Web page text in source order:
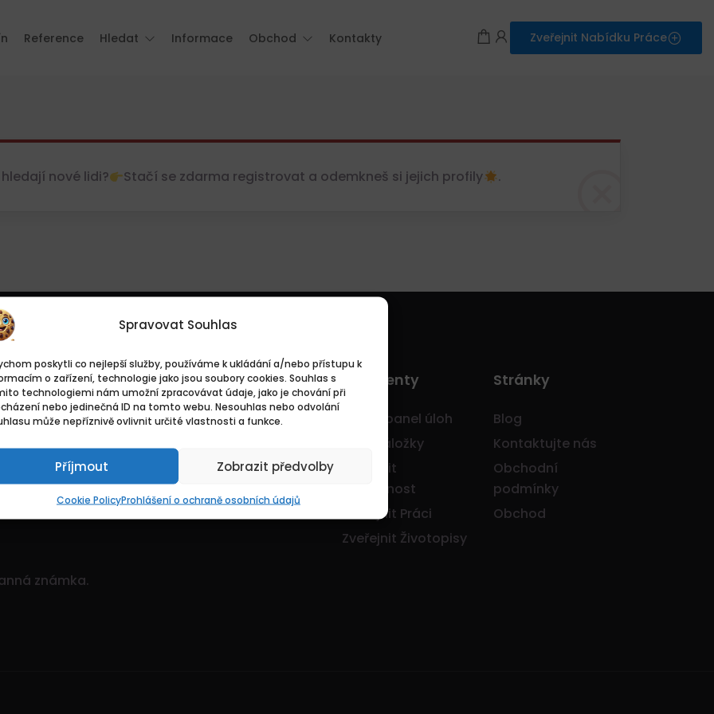
Spravovat Souhlas
poskytli co nejlepší služby, používáme k ukládání a/nebo přístupu k
o zařízení, technologie jako jsou soubory cookies. Souhlas s
technologiemi nám umožní zpracovávat údaje, jako je chování při
nebo jedinečná ID na tomto webu. Nesouhlas nebo odvolání
může nepříznivě ovlivnit určité vlastnosti a funkce.
Příjmout Zobrazit předvolby
Cookie PolicyProhlášení o ochraně osobních údajů
Reference Hledat Informace Obchod Kontakty Zveřejnit Nabídku Práce
nové lidi? Stačí se zdarma registrovat a odemkneš si jejich profily .
Je to dynamický
množstvím nabídek!
známka.
Základní
Domů
Kontakty
Pro Klienty
Hlavní panel úloh
Moje záložky
Zveřejnit
Společnost
Zveřejnit Práci
Zveřejnit Životopisy
Stránky
Blog
Kontaktujte nás
Obchodní
podmínky
Obchod